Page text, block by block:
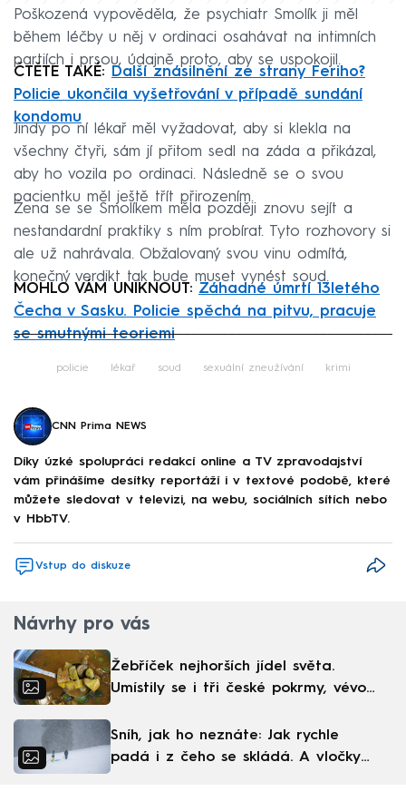
Poškozená vypověděla, že psychiatr Smolík ji měl
během léčby u něj v ordinaci osahávat na intimních
partiích i prsou, údajně proto, aby se uspokojil.
ČTĚTE TAKÉ:
Další znásilnění ze strany Feriho?
Policie ukončila vyšetřování v případě sundání
kondomu
Jindy po ní lékař měl vyžadovat, aby si klekla na
všechny čtyři, sám jí přitom sedl na záda a přikázal,
aby ho vozila po ordinaci. Následně se o svou
pacientku měl ještě třít přirozením.
Žena se se Smolíkem měla později znovu sejít a
nestandardní praktiky s ním probírat. Tyto rozhovory si
ale už nahrávala. Obžalovaný svou vinu odmítá,
konečný verdikt tak bude muset vynést soud.
MOHLO VÁM UNIKNOUT: Záhadné úmrtí 13letého
Čecha v Sasku. Policie spěchá na pitvu, pracuje
se smutnými teoriemi
policie lékař soud sexuální zneužívání krimi
CNN Prima NEWS
Díky úzké spolupráci redakcí online a TV zpravodajství
vám přinášíme desítky reportáží i v textové podobě, které
můžete sledovat v televizi, na webu, sociálních sítích nebo
v HbbTV.
Vstup do diskuze
Návrhy pro vás
Žebříček nejhorších jídel světa.
Umístily se i tři české pokrmy, vévodí
Sníh, jak ho neznáte: Jak rychle
padá i z čeho se skládá. A vločky